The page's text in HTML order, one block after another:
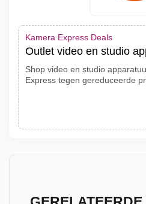
Kamera Express Deals
Outlet video en studio
Shop video en studio
Express tegen gereduceerde